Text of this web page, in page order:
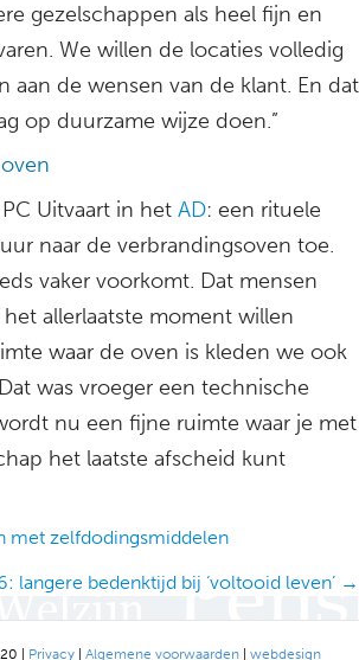
gezelschappen als heel fijn en
We willen de locaties volledig
aan de wensen van de klant. En dat
op duurzame wijze doen.”
Uitvaart in het AD: een rituele
naar de verbrandingsoven toe.
vaker voorkomt. Dat mensen
allerlaatste moment willen
waar de oven is kleden we ook
was vroeger een technische
nu een fijne ruimte waar je met
het laatste afscheid kunt
met zelfdodingsmiddelen
langere bedenktijd bij ‘voltooid leven’ →
| Privacy| Algemene voorwaarden| webdesign